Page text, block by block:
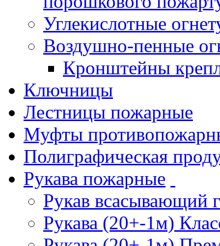
Углекислотные
Воздушно-пенные
Кронштейны
Ключницы
Лестницы пожарные
Муфты
Полиграфическая
Рукава пожарные
Рукав всасывающий
Рукава (20+-1м)